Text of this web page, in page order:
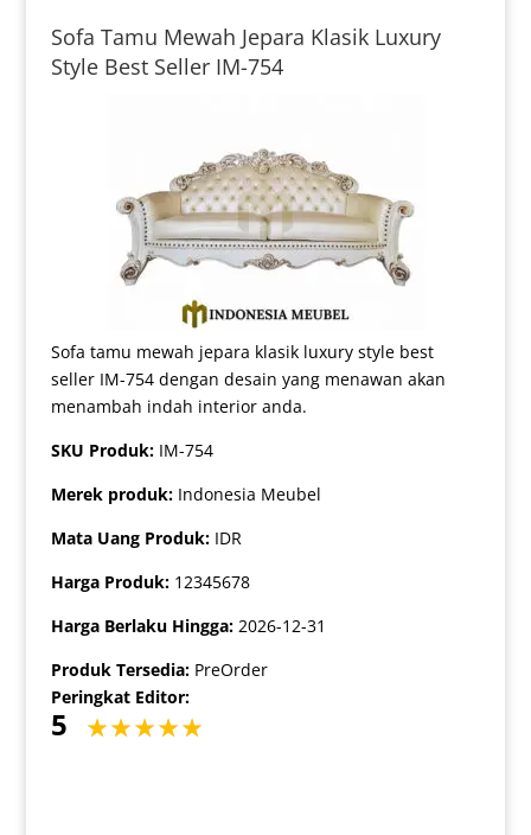
Sofa Tamu Mewah Jepara Klasik Luxury
Style Best Seller IM-754
Sofa tamu mewah jepara klasik luxury style best
seller IM-754 dengan desain yang menawan akan
menambah indah interior anda.
SKU Produk: IM-754
Merek produk: Indonesia Meubel
Mata Uang Produk: IDR
Harga Produk: 12345678
Harga Berlaku Hingga: 2026-12-31
Produk Tersedia: PreOrder
Peringkat Editor:
5